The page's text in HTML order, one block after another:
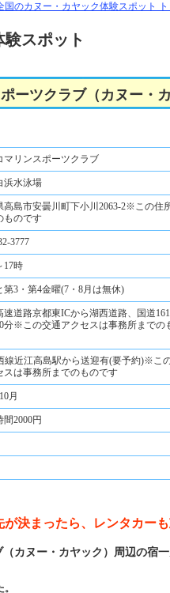
国のカヌー・カヤック体験スポット
スポット
ーツクラブ（カヌー・
マリンスポーツクラブ
浜水泳場
高島市安曇川町下小川2063-2※この住
ものです
3777
17時
第3・第4金曜(7・8月は無休)
速道路京都東ICから湖西道路、国道
分※この交通アクセスは事務所までの
線近江高島駅から送迎有(要予約)※こ
スは事務所までのものです
月
間2000円
が決まったら、レンタカー
カヌー・カヤック）周辺の宿